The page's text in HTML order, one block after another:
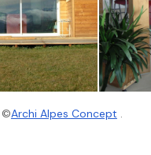
©Archi Alpes Concept .